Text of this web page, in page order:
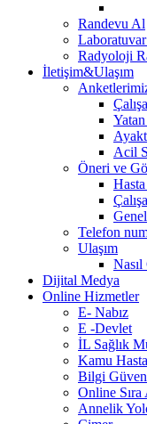
Randevu Al
Radyoloji
İletişim&Ulaşım
Acil
Öneri ve
Telefon
Ulaşım
Dijital Medya
Online Hizmetler
E- Nabız
E -Devlet
İL Sağlık
Kamu
Bilgi
Online Sıra
Annelik